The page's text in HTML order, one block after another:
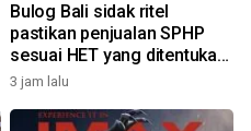
Bulog Bali sidak ritel
pastikan penjualan SPHP
sesuai HET yang ditentukan
pemerintah
3 jam lalu